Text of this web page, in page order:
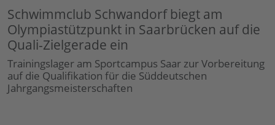
Schwimmclub Schwandorf biegt am
Olympiastützpunkt in Saarbrücken auf die
Quali-Zielgerade ein
Trainingslager am Sportcampus Saar zur Vorbereitung
auf die Qualifikation für die Süddeutschen
Jahrgangsmeisterschaften